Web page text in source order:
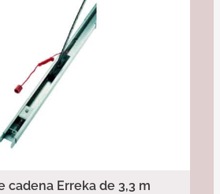
cadena Erreka de 3,3 m